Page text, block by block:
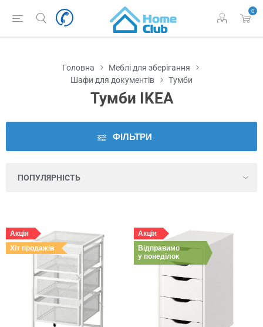
0
Наявність
Виробник
Колір
Висота
комплекту
Внутрішнє
розділення
шухляди
Головна
Меблі для зберігання
Шафи для документів
Тумби
Тумби IKEA
ФІЛЬТРИ
Акція
Хіт продажів
Акція
Відправимо
у понеділок